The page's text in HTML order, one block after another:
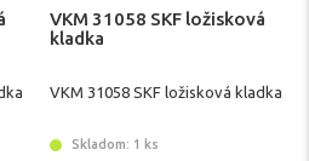
VKM 31058 SKF ložisková
kladka
VKM 31058 SKF ložisková kladka
Skladom: 1 ks